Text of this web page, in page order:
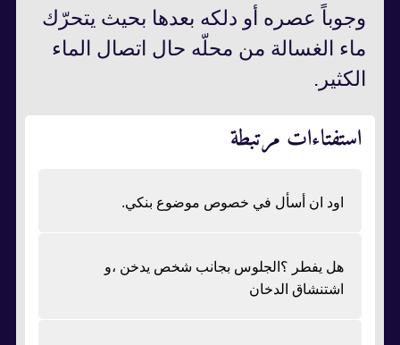
وجوباً عصره أو دلكه بعدها بحيث يتحرّك
ماء‌ الغسالة من محلّه حال اتصال الماء‌
الكثير.
استفتاءات مرتبطة
اود ان أسأل في خصوص موضوع بنكي.
هل يفطر ؟الجلوس بجانب شخص يدخن ،و
اشتنشاق الدخان